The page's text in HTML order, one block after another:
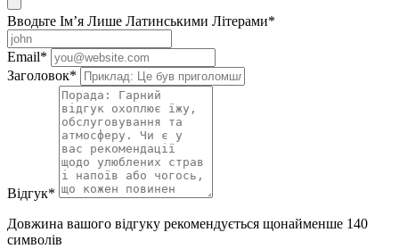
Вводьте Ім’я Лише Латинськими Літерами*
Email*
Заголовок*
Відгук*
Довжина вашого відгуку рекомендується щонайменше 140
символів